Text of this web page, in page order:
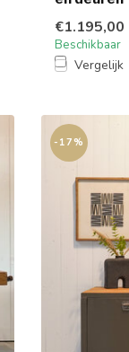
€1.195,00
Beschikbaar
Vergelijk
-17%